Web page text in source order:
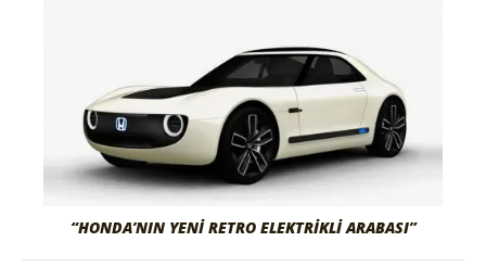
“HONDA’NIN YENİ RETRO ELEKTRİKLİ ARABASI”